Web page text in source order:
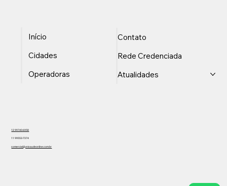
Início
Cidades
Operadoras
Contato
Rede Credenciada
Atualidades
12 99740-6958
11 99553-7374
comercial@unisaudeonline.com.br